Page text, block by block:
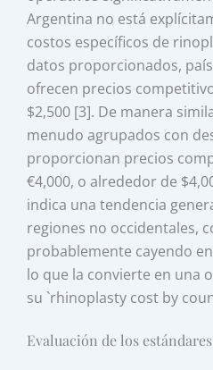
Argentina no está
costos específicos de
datos proporcionados,
ofrecen precios
$2,500 [3]. De manera
menudo agrupados con
proporcionan precios
€4,000, o alrededor de
indica una tendencia
regiones no occidentales,
probablemente cayendo
lo que la convierte en una
su `rhinoplasty cost by
Evaluación de los